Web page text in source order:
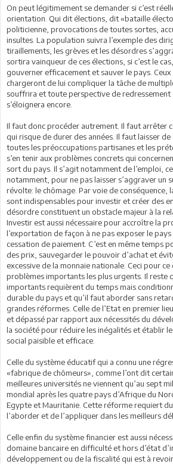
On peut légitimement se demander si c’est
orientation. Qui dit élections, dit «bataille
politicienne, provocations de toutes sortes,
insultes. La population suivra l’exemple des
tiraillements, les grèves et les désordres
sortira vainqueur de ces élections, si c’est le
gouverner efficacement et sauver le pays.
chargeront de lui compliquer la tâche de
souffrira et toute perspective de redressement
s’éloignera encore.
Il faut donc procéder autrement. Il faut arrêter
qui risque de durer des années. Il faut laisser
toutes les préoccupations partisanes et les
s’en tenir aux problèmes concrets qui
sort du pays. Il s’agit notamment de l’emploi,
notamment, pour ne pas laisser s’aggraver un
révolte: le chômage. Par voie de conséquence,
sont indispensables pour investir et créer des
désordre constituent un obstacle majeur à la
Investir est aussi nécessaire pour accroître la
l’exportation de façon à ne pas exposer le
cessation de paiement. C’est en même temps
des prix, sauvegarder le pouvoir d’achat et
excessive de la monnaie nationale. Ceci pour ce
problèmes importants les plus urgents. Il reste
importants requièrent du temps mais
durable du pays et qu’il faut aborder sans
grandes réformes. Celle de l’Etat en premier
et dépassé par rapport aux nécessités du
la société pour réduire les inégalités et établir
social paisible et efficace.
Celle du système éducatif qui a connu une
«fabrique de chômeurs», comme l’ont dit
meilleures universités ne viennent qu’au sept
mondial après les quatre pays d’Afrique du
Egypte et Mauritanie. Cette réforme requiert
l’aborder et de l’appliquer dans les meilleurs
Celle enfin du système financier est aussi
domaine bancaire en difficulté et hors d’état
développement ou de la fiscalité qui est à